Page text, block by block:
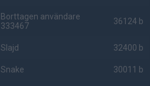
Borttagen användare
333467
36124 b
Slajd 32400 b
Snake 30011 b